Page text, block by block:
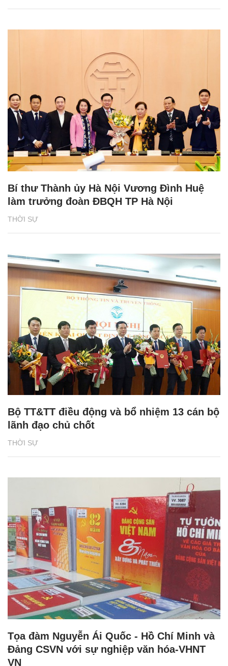
THỜI SỰ
Bí thư Thành ủy Hà Nội Vương Đình Huệ
làm trưởng đoàn ĐBQH TP Hà Nội
THỜI SỰ
Bộ TT&TT điều động và bổ nhiệm 13 cán bộ
lãnh đạo chủ chốt
Tọa đàm Nguyễn Ái Quốc - Hồ Chí Minh và
Đảng CSVN với sự nghiệp văn hóa-VHNT
VN